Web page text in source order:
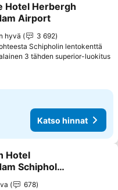
suosikkeihin
Hotel Herbergh
Airport
hyvä
3 692
Schipholin lentokenttä
3 tähden superior-luokitus
Katso hinnat
suosikkeihin
Hotel
Schiphol
678